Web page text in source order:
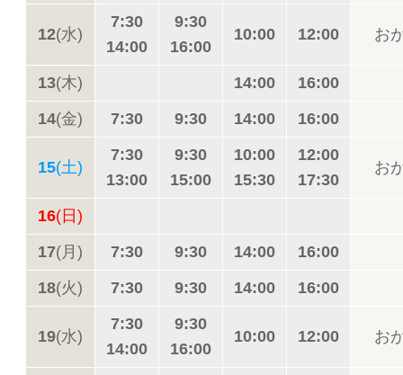
12(水)
7:30
14:00
9:30
16:00
10:00 12:00 お
13(木) 14:00
16:00
14(金) 7:30 9:30 14:00 16:00
15(土)
7:30
13:00
9:30
15:00
10:00
15:30
12:00
17:30
お
16(日)
17(月) 7:30 9:30 14:00
16:00
18(火) 7:30 9:30 14:00 16:00
19(水)
7:30
14:00
9:30
16:00
10:00 12:00 お